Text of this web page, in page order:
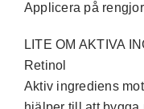
Applicera på
LITE OM AKTIVA
Retinol
Aktiv ingrediens